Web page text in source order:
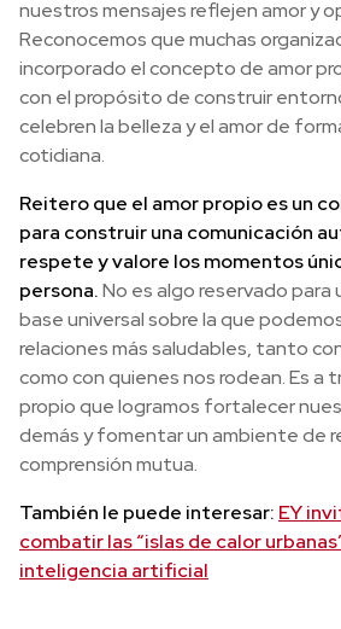
nuestros mensajes reflejen amor y
Reconocemos que muchas
incorporado el concepto de amor
con el propósito de construir
celebren la belleza y el amor de
cotidiana.
Reitero que el amor propio es un
para construir una comunicación
respete y valore los momentos
persona.No es algo reservado para
base universal sobre la que
relaciones más saludables, tanto
como con quienes nos rodean. Es a
propio que logramos fortalecer
demás y fomentar un ambiente de
comprensión mutua.
También le puede interesar: EY
combatir las “islas de calor
inteligencia artificial